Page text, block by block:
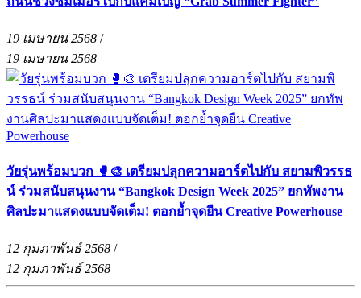
19 เมษายน 2568 /
19 เมษายน 2568
วัยรุ่นพร้อมบวก 🥊🎨 เตรียมปลุกความอาร์ตไปกับ สยามพิวรรธ
น์ ร่วมสนับสนุนงาน “Bangkok Design Week 2025” ยกทัพงาน
ศิลปะมาแสดงแบบจัดเต็ม! ตอกย้ำจุดยืน Creative Powerhouse
12 กุมภาพันธ์ 2568 /
12 กุมภาพันธ์ 2568